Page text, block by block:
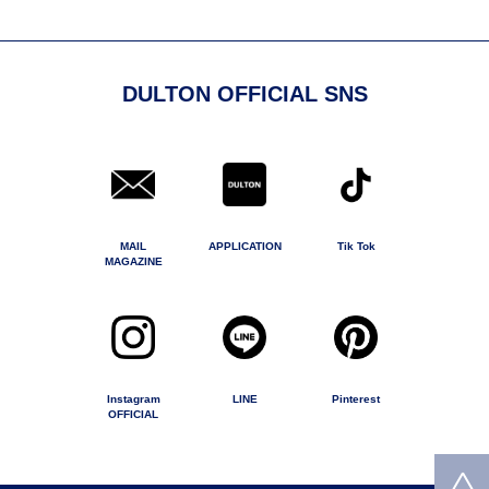
DULTON OFFICIAL SNS
MAIL
MAGAZINE
APPLICATION Tik Tok
Instagram
OFFICIAL
LINE Pinterest